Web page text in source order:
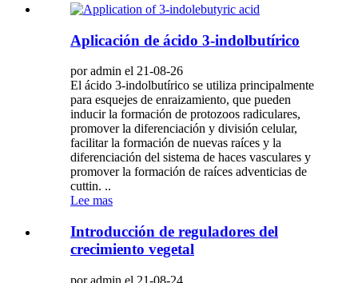
Aplicación de ácido 3-indolbutírico
por admin el 21-08-26
El ácido 3-indolbutírico se utiliza principalmente
para esquejes de enraizamiento, que pueden
inducir la formación de protozoos radiculares,
promover la diferenciación y división celular,
facilitar la formación de nuevas raíces y la
diferenciación del sistema de haces vasculares y
promover la formación de raíces adventicias de
cuttin. ..
Lee mas
Introducción de reguladores del
crecimiento vegetal
por admin el 21-08-24